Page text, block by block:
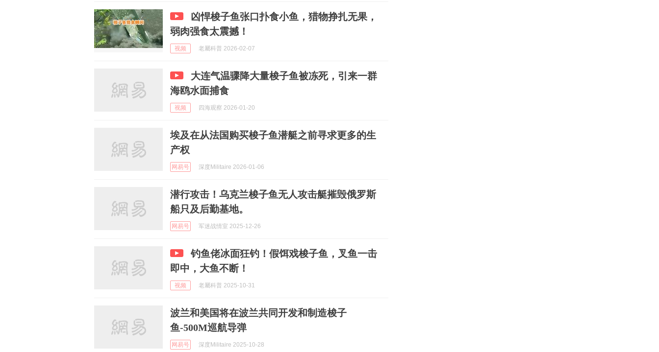
凶悍梭子鱼张口扑食小鱼，猎物挣扎无果，
弱肉强食太震撼！
视频 老屬科普 2026-02-07
大连气温骤降大量梭子鱼被冻死，引来一群
海鸥水面捕食
视频 四海观察 2026-01-20
埃及在从法国购买梭子鱼潜艇之前寻求更多的生
产权
网易号 深度Militaire 2026-01-06
潜行攻击！乌克兰梭子鱼无人攻击艇摧毁俄罗斯
船只及后勤基地。
网易号 军迷战情室 2025-12-26
钓鱼佬冰面狂钓！假饵戏梭子鱼，叉鱼一击
即中，大鱼不断！
视频 老屬科普 2025-10-31
波兰和美国将在波兰共同开发和制造梭子
鱼-500M巡航导弹
网易号 深度Militaire 2025-10-28